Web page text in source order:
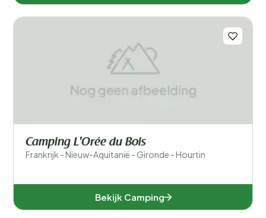
Camping L'Orée du Bois
Frankrijk - Nieuw-Aquitanië - Gironde - Hourtin
Bekijk Camping